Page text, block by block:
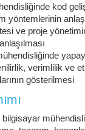
kod
yöntemlerinin
ve proje
verimlilik ve
gösterilmesi
bilgisayar